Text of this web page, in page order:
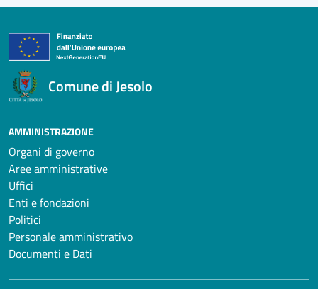
Comune di Jesolo
AMMINISTRAZIONE
Organi di governo
Aree amministrative
Uffici
Enti e fondazioni
Politici
Personale amministrativo
Documenti e Dati